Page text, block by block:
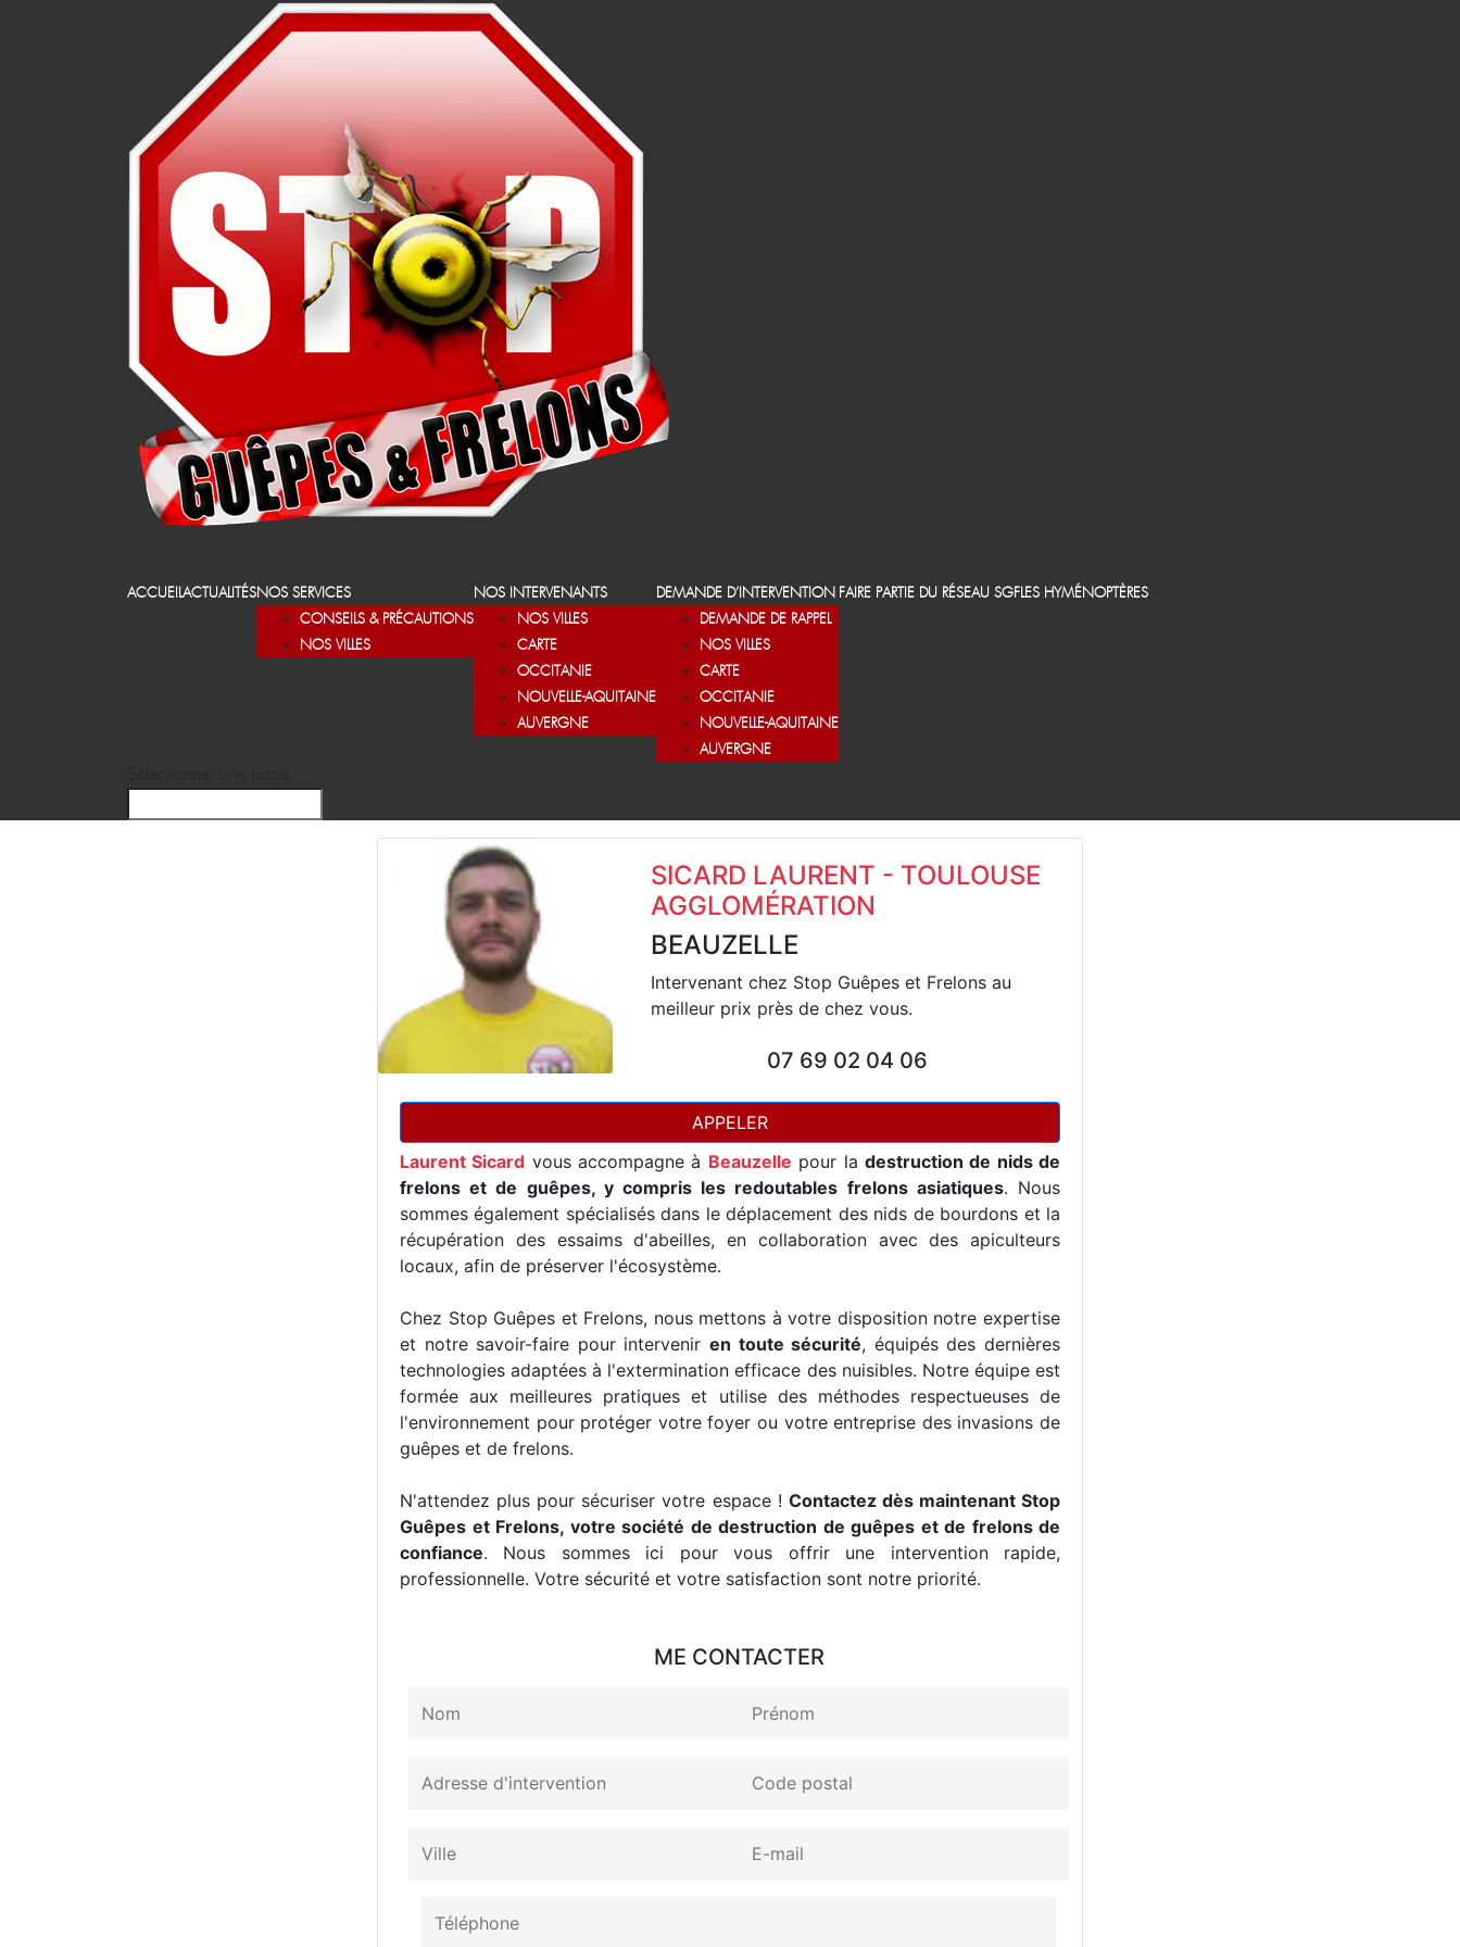
ACCUEILACTUALITÉSNOS SERVICES
CONSEILS & PRÉCAUTIONS
NOS VILLES
NOS INTERVENANTS
NOS VILLES
CARTE
OCCITANIE
NOUVELLE-AQUITAINE
AUVERGNE
DEMANDE D’INTERVENTION
DEMANDE DE RAPPEL
NOS VILLES
CARTE
OCCITANIE
NOUVELLE-AQUITAINE
AUVERGNE
FAIRE PARTIE DU RÉSEAU SGFLES HYMÉNOPTÈRES
SICARD LAURENT - TOULOUSE
AGGLOMÉRATION
BEAUZELLE
Intervenant chez Stop Guêpes et Frelons au
meilleur prix près de chez vous.
07 69 02 04 06
APPELER
Laurent Sicard vous accompagne à Beauzelle pour la destruction de nids de
frelons et de guêpes, y compris les redoutables frelons asiatiques. Nous
sommes également spécialisés dans le déplacement des nids de bourdons et la
récupération des essaims d'abeilles, en collaboration avec des apiculteurs
locaux, afin de préserver l'écosystème.
Chez Stop Guêpes et Frelons, nous mettons à votre disposition notre expertise
et notre savoir-faire pour intervenir en toute sécurité, équipés des dernières
technologies adaptées à l'extermination efficace des nuisibles. Notre équipe est
formée aux meilleures pratiques et utilise des méthodes respectueuses de
l'environnement pour protéger votre foyer ou votre entreprise des invasions de
guêpes et de frelons.
N'attendez plus pour sécuriser votre espace ! Contactez dès maintenant Stop
Guêpes et Frelons, votre société de destruction de guêpes et de frelons de
confiance. Nous sommes ici pour vous offrir une intervention rapide,
professionnelle. Votre sécurité et votre satisfaction sont notre priorité.
ME CONTACTER